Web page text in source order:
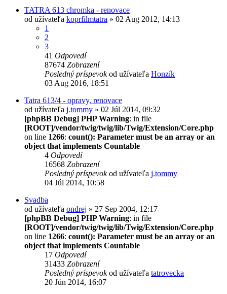
TATRA 613 chromka - renovace
od užívateľa koprfilmtatra » 02 Aug 2012, 14:13
1
2
3
41 Odpovedí
87674 Zobrazení
Posledný príspevokod užívateľa Honzík
03 Aug 2016, 18:51
Tatra 613/4 - opravy, renovace
od užívateľa j.tommy » 02 Júl 2014, 09:32
[phpBB Debug] PHP Warning: in file
[ROOT]/vendor/twig/twig/lib/Twig/Extension/Core.php
on line 1266: count(): Parameter must be an array or an
object that implements Countable
4 Odpovedí
16568 Zobrazení
Posledný príspevokod užívateľa j.tommy
04 Júl 2014, 10:58
Svadba
od užívateľa ondrej » 27 Sep 2004, 12:17
[phpBB Debug] PHP Warning: in file
[ROOT]/vendor/twig/twig/lib/Twig/Extension/Core.php
on line 1266: count(): Parameter must be an array or an
object that implements Countable
17 Odpovedí
31433 Zobrazení
Posledný príspevokod užívateľa tatrovecka
20 Jún 2014, 16:07